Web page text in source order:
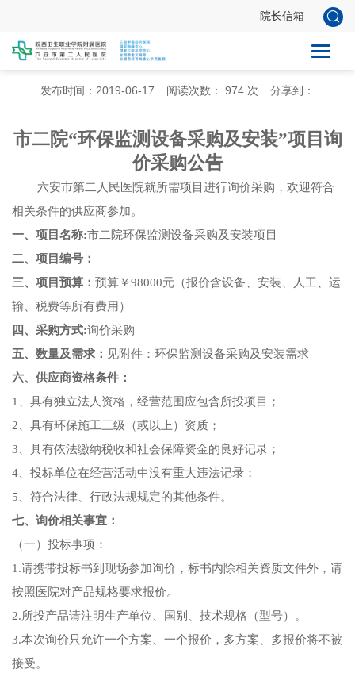
院长信箱
市二院“环保监测设备采购及安装”项目询价采购公告
发布时间：2019-06-17 阅读次数： 974 次 分享到：
市二院“环保监测设备采购及安装”项目询
价采购公告
六安市第二人民医院就所需项目进行询价采购，欢迎符合
相关条件的供应商参加。
一、项目名称:市二院环保监测设备采购及安装项目
二、项目编号：
三、项目预算： 预算￥98000元 （报价含设备、安装、人工、运
输、税费等所有费用）
四、采购方式:询价采购
五、数量及需求： 见附件：环保监测设备采购及安装需求
六、供应商资格条件：
1、具有独立法人资格，经营范围应包含所投项目；
2、具有环保施工三级（或以上）资质；
3、具有依法缴纳税收和社会保障资金的良好记录；
4、投标单位在经营活动中没有重大违法记录；
5、符合法律、行政法规规定的其他条件。
七、询价相关事宜：
（一）投标事项：
1.请携带投标书到现场参加询价，标书内除相关资质文件外，请
按照医院对产品规格要求报价。
2.所投产品请注明生产单位、国别、技术规格（型号）。
3.本次询价只允许一个方案、一个报价，多方案、多报价将不被
接受。